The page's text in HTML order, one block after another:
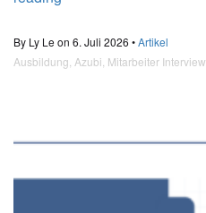
By Ly Le on 6. Juli 2026 •Artikel
Ausbildung Azubi Mitarbeiter Interview